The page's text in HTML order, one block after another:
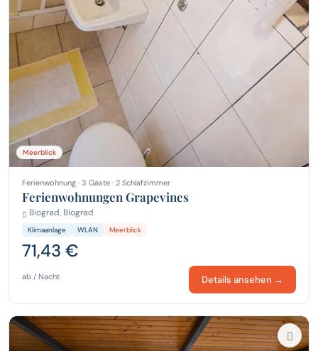
Meerblick
Ferienwohnung · 3 Gäste · 2 Schlafzimmer
Ferienwohnungen Grapevines
Biograd, Biograd
Klimaanlage WLAN Meerblick
71,43 €
ab / Nacht Details ansehen →